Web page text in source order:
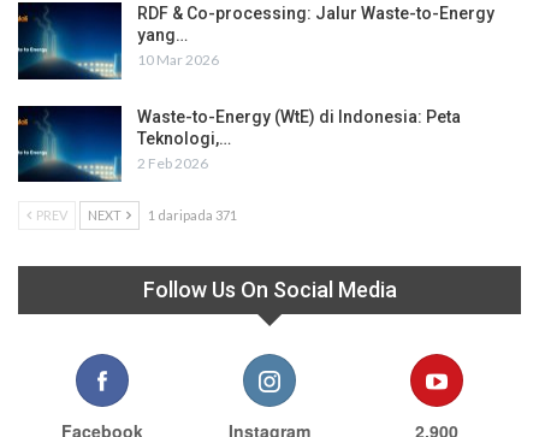
RDF & Co-processing: Jalur Waste-to-Energy
yang…
10 Mar 2026
Waste-to-Energy (WtE) di Indonesia: Peta
Teknologi,…
2 Feb 2026
PREV NEXT 1 daripada 371
Follow Us On Social Media
Facebook Instagram 2,900